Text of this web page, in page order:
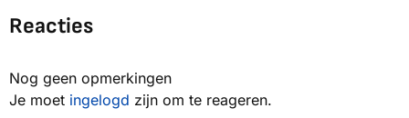
Reacties
Nog geen opmerkingen
Je moet ingelogd zijn om te reageren.